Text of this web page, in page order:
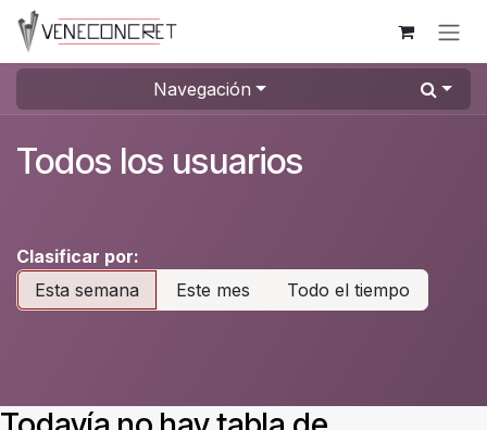
Ir al contenido
Navegación
Todos los usuarios
Clasificar por:
Esta semana
Este mes Todo el tiempo